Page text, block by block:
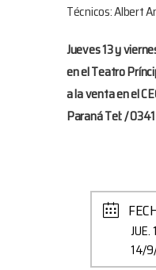
Técnicos: Albert
Jueves 13 y
en el Teatro
a la venta en el
Paraná Tel: /
JUE.
14/